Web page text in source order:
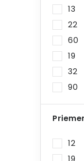
13
22
60
19
32
90
12